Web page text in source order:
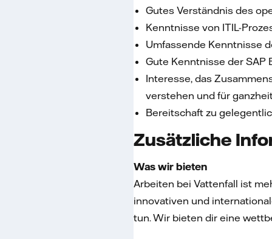
Gutes Verständnis des
Kenntnisse von ITIL-
Umfassende Kenntnisse
Gute Kenntnisse der SAP
Interesse, das
verstehen und für
Bereitschaft zu
Zusätzliche
Was wir bieten
Arbeiten bei Vattenfall ist
innovativen und
tun. Wir bieten dir eine